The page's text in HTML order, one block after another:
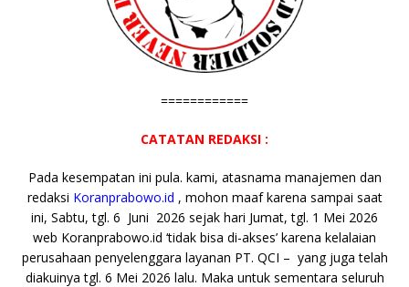
============
CATATAN REDAKSI :
Pada kesempatan ini pula. kami, atasnama manajemen dan
redaksi Koranprabowo.id , mohon maaf karena sampai saat
ini, Sabtu, tgl. 6 Juni 2026 sejak hari Jumat, tgl. 1 Mei 2026
web Koranprabowo.id ‘tidak bisa di-akses’ karena kelalaian
perusahaan penyelenggara layanan PT. QCI – yang juga telah
diakuinya tgl. 6 Mei 2026 lalu. Maka untuk sementara seluruh